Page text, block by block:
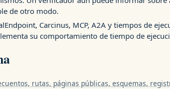
de otro modo.
Carcinus, MCP, A2A y tiempos de
su comportamiento de tiempo de
rutas, páginas públicas, esquemas,